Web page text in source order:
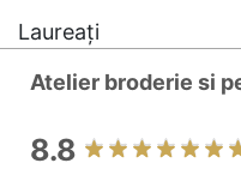
Laureați
Atelier broderie si
8.8